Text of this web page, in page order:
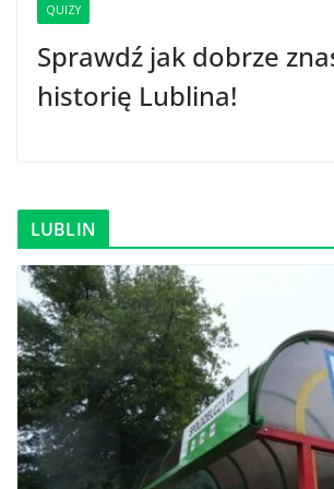
QUIZY
Sprawdź jak dobrze
historię Lublina!
LUBLIN